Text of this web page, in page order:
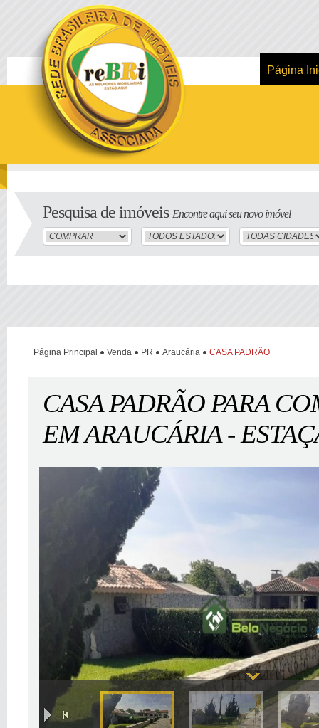
Página
Pesquisa de imóveis Encontre aqui seu novo imóvel
Página Principal Venda PR Araucária CASA PADRÃO
CASA PADRÃO PARA
EM ARAUCÁRIA -